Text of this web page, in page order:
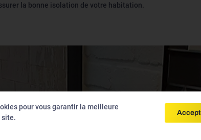
la bonne isolation de votre habitation.
pour vous garantir la meilleure
site.